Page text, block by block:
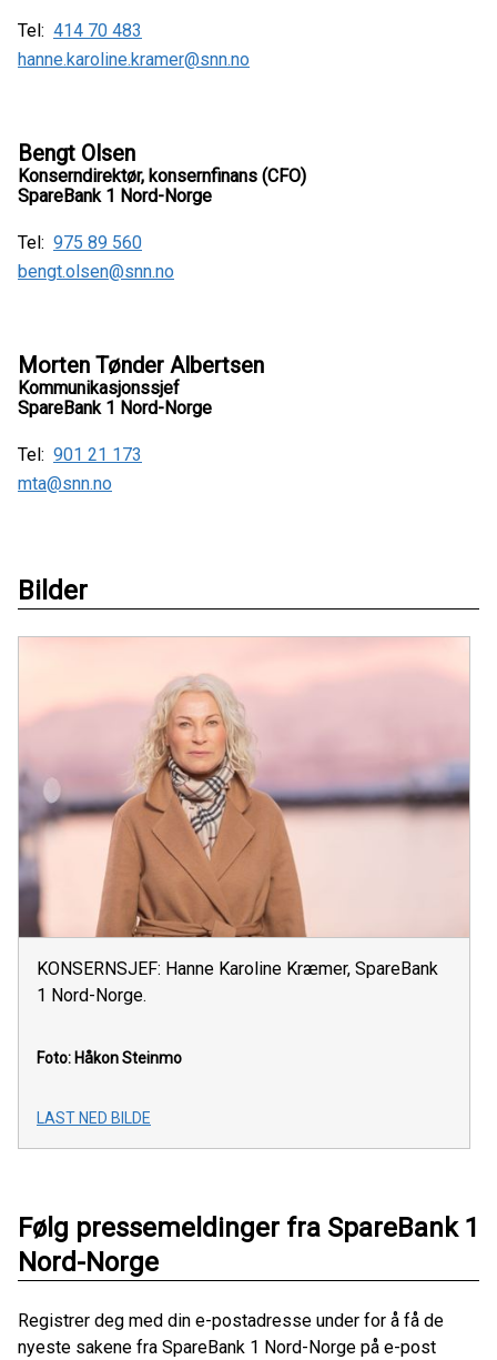
Tel: 414 70 483
hanne.karoline.kramer@snn.no
Bengt Olsen
Konserndirektør, konsernfinans (CFO)
SpareBank 1 Nord-Norge
Tel: 975 89 560
bengt.olsen@snn.no
Morten Tønder Albertsen
Kommunikasjonssjef
SpareBank 1 Nord-Norge
Tel: 901 21 173
mta@snn.no
Bilder
KONSERNSJEF: Hanne Karoline Kræmer, SpareBank
1 Nord-Norge.
Foto: Håkon Steinmo
LAST NED BILDE
Følg pressemeldinger fra SpareBank 1
Nord-Norge
Registrer deg med din e-postadresse under for å få de
nyeste sakene fra SpareBank 1 Nord-Norge på e-post